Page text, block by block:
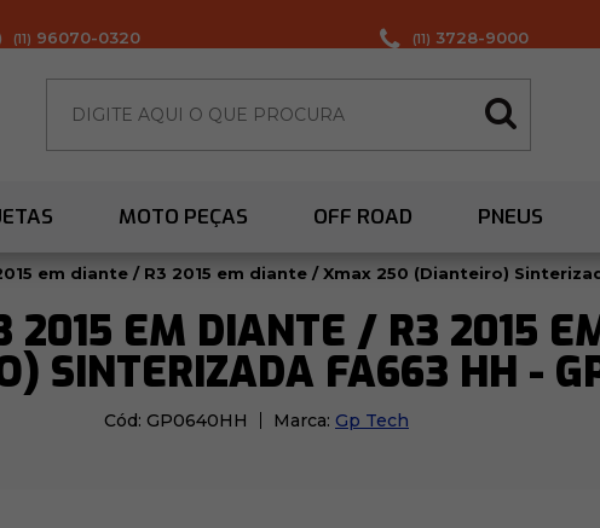
(11) 96070-0320 (11) 3728-9000
MOTO PEÇAS OFF ROAD PNEUS
em diante / R3 2015 em diante / Xmax 250 (Dianteiro)
2015 EM DIANTE / R3 2015
SINTERIZADA FA663 HH -
Cód: GP0640HH Marca: Gp Tech